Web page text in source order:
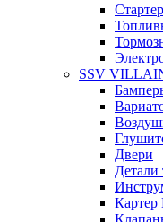
SSV
Двери
Детали